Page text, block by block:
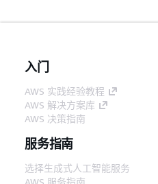
入门
AWS 实践经验教程
AWS 解决方案库
AWS 决策指南
服务指南
选择生成式人工智能服务
AWS 服务指南